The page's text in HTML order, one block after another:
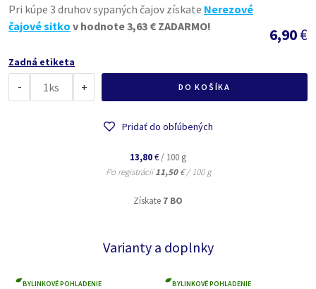
Pri kúpe 3 druhov sypaných čajov získate Nerezové
čajové sitko v hodnote 3,63 € ZADARMO! 6,90€
Zadná etiketa
- ks + DO KOŠÍKA
Pridať do obľúbených
13,80€ / 100 g
Po registrácií11,50€ / 100 g
Získate 7 BO
Varianty a doplnky
BYLINKOVÉ POHLADENIE BYLINKOVÉ POHLADENIE